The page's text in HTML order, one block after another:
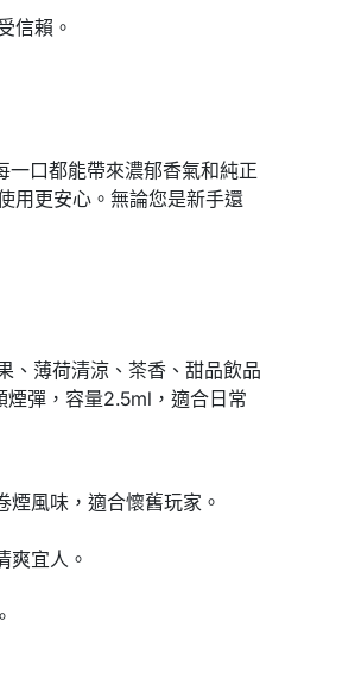
信賴。
一口都能帶來濃郁香氣和純正
用更安心。無論您是新手還
、薄荷清涼、茶香、甜品飲品
彈，容量2.5ml，適合日常
風味，適合懷舊玩家。
爽宜人。